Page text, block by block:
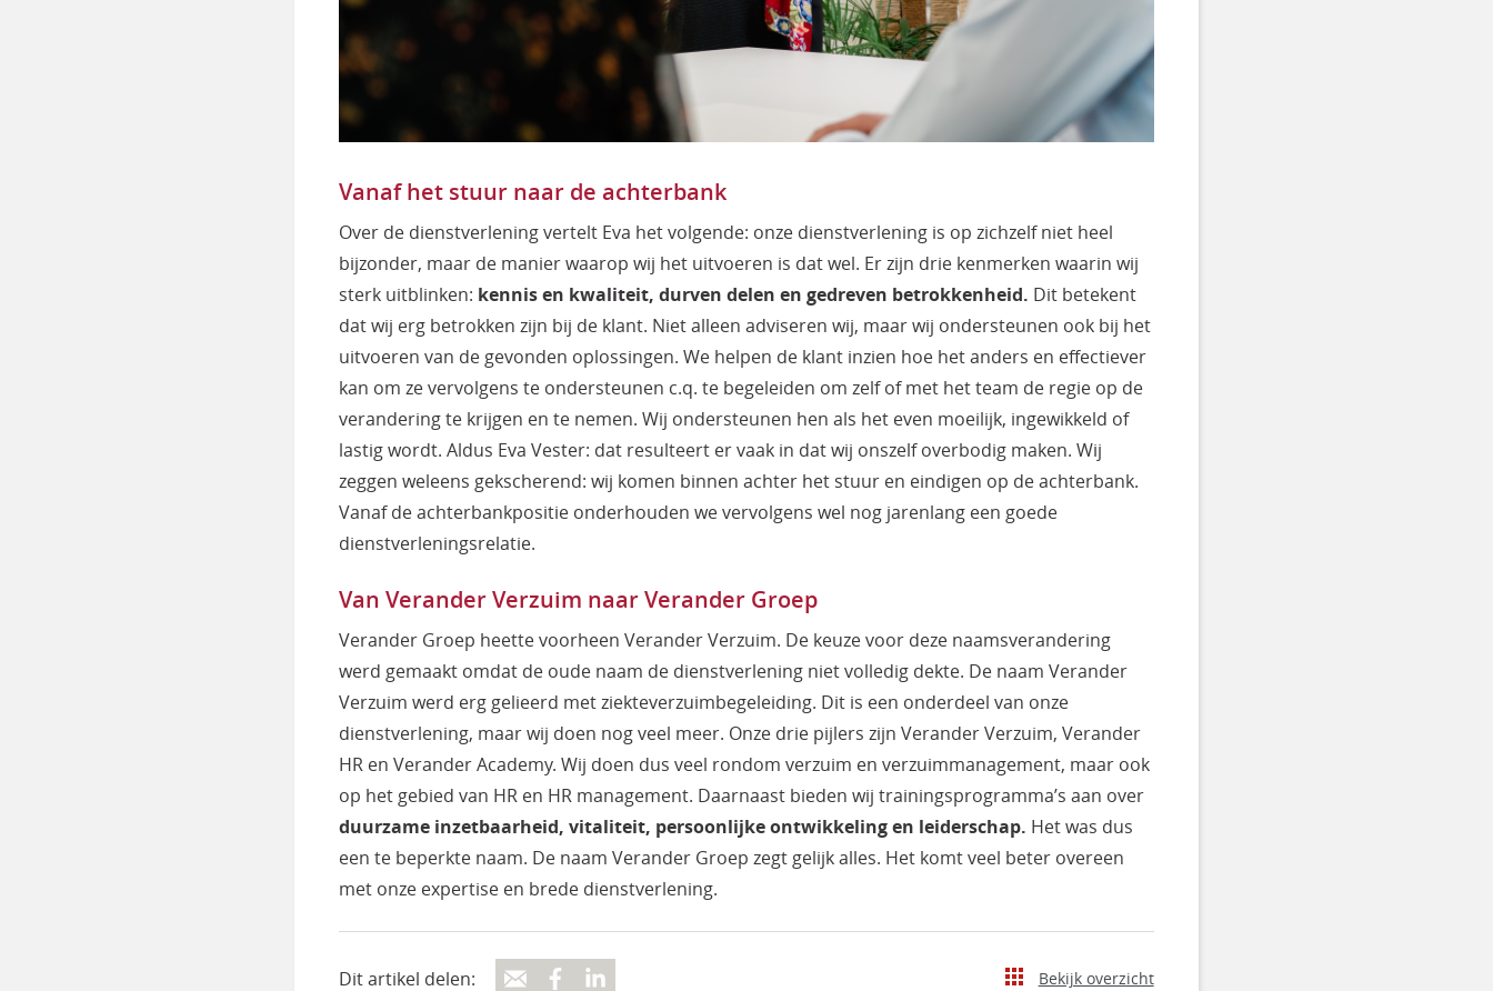
Vanaf het stuur naar de achterbank
Over de dienstverlening vertelt Eva het volgende: onze dienstverlening is op zichzelf niet heel
bijzonder, maar de manier waarop wij het uitvoeren is dat wel. Er zijn drie kenmerken waarin wij
sterk uitblinken: kennis en kwaliteit, durven delen en gedreven betrokkenheid. Dit betekent
dat wij erg betrokken zijn bij de klant. Niet alleen adviseren wij, maar wij ondersteunen ook bij het
uitvoeren van de gevonden oplossingen. We helpen de klant inzien hoe het anders en effectiever
kan om ze vervolgens te ondersteunen c.q. te begeleiden om zelf of met het team de regie op de
verandering te krijgen en te nemen. Wij ondersteunen hen als het even moeilijk, ingewikkeld of
lastig wordt. Aldus Eva Vester: dat resulteert er vaak in dat wij onszelf overbodig maken. Wij
zeggen weleens gekscherend: wij komen binnen achter het stuur en eindigen op de achterbank.
Vanaf de achterbankpositie onderhouden we vervolgens wel nog jarenlang een goede
dienstverleningsrelatie.
Van Verander Verzuim naar Verander Groep
Verander Groep heette voorheen Verander Verzuim. De keuze voor deze naamsverandering
werd gemaakt omdat de oude naam de dienstverlening niet volledig dekte. De naam Verander
Verzuim werd erg gelieerd met ziekteverzuimbegeleiding. Dit is een onderdeel van onze
dienstverlening, maar wij doen nog veel meer. Onze drie pijlers zijn Verander Verzuim, Verander
HR en Verander Academy. Wij doen dus veel rondom verzuim en verzuimmanagement, maar ook
op het gebied van HR en HR management. Daarnaast bieden wij trainingsprogramma’s aan over
duurzame inzetbaarheid, vitaliteit, persoonlijke ontwikkeling en leiderschap. Het was dus
een te beperkte naam. De naam Verander Groep zegt gelijk alles. Het komt veel beter overeen
met onze expertise en brede dienstverlening.
Dit artikel delen: Bekijk overzicht